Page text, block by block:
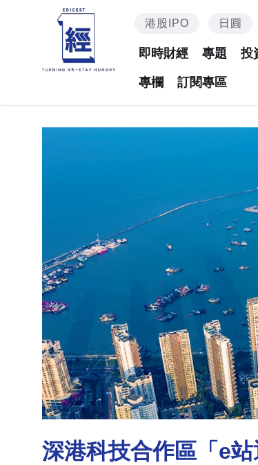
港股IPO 日圓
即時財經 專題 投
專欄 訂閱專區
深港科技合作區「e